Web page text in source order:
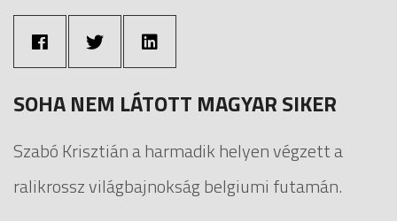
SOHA NEM LÁTOTT MAGYAR SIKER
Szabó Krisztián a harmadik helyen végzett a
ralikrossz világbajnokság belgiumi futamán.